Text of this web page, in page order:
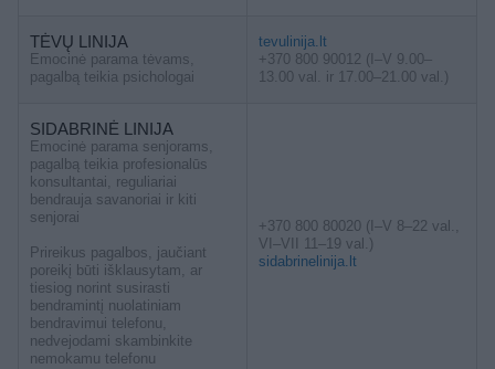
TĖVŲ LINIJA
Emocinė parama tėvams,
pagalbą teikia psichologai
tevulinija.lt
+370 800 90012 (I–V 9.00–
13.00 val. ir 17.00–21.00 val.)
SIDABRINĖ LINIJA
Emocinė parama senjorams,
pagalbą teikia profesionalūs
konsultantai, reguliariai
bendrauja savanoriai ir kiti
senjorai
Prireikus pagalbos, jaučiant
poreikį būti išklausytam, ar
tiesiog norint susirasti
bendramintį nuolatiniam
bendravimui telefonu,
nedvejodami skambinkite
nemokamu telefonu
+370 800 80020 (I–V 8–22 val.,
VI–VII 11–19 val.)
sidabrinelinija.lt